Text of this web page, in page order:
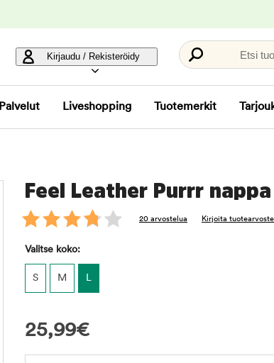
Kirjaudu / Rekisteröidy Etsi
Palvelut Liveshopping Tuotemerkit
Feel Leather Purrr
20 arvostelua Kirjoita
Valitse koko:
S M L
25,99€